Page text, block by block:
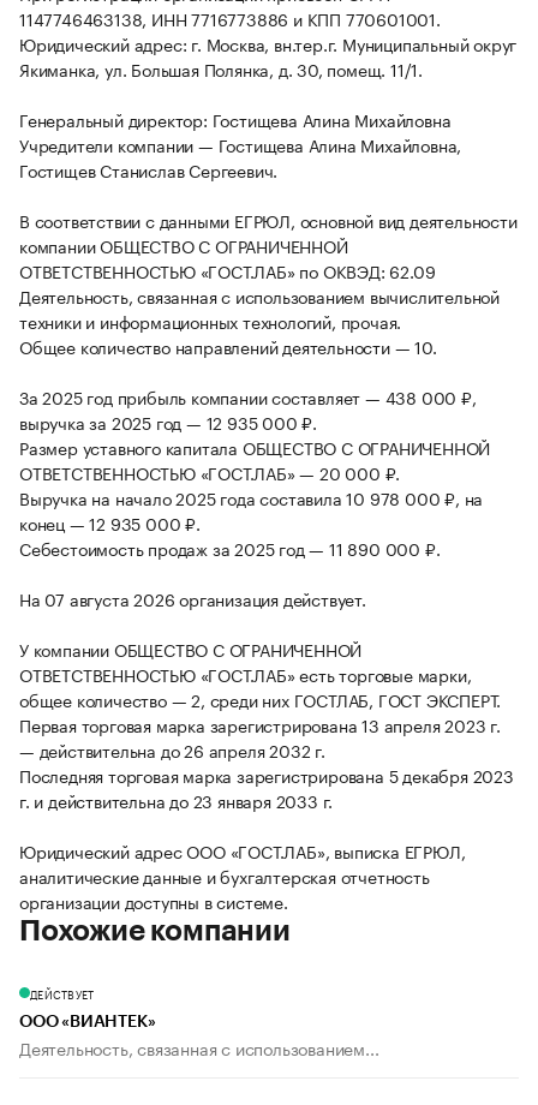
1147746463138, ИНН 7716773886 и КПП 770601001.
Юридический адрес: г. Москва, вн.тер.г. Муниципальный округ
Якиманка, ул. Большая Полянка, д. 30, помещ. 11/1.
Генеральный директор: Гостищева Алина Михайловна
Учредители компании — Гостищева Алина Михайловна,
Гостищев Станислав Сергеевич.
В соответствии с данными ЕГРЮЛ, основной вид деятельности
компании ОБЩЕСТВО С ОГРАНИЧЕННОЙ
ОТВЕТСТВЕННОСТЬЮ «ГОСТ.ЛАБ» по ОКВЭД: 62.09
Деятельность, связанная с использованием вычислительной
техники и информационных технологий, прочая.
Общее количество направлений деятельности — 10.
За 2025 год прибыль компании составляет — 438 000 ₽,
выручка за 2025 год — 12 935 000 ₽.
Размер уставного капитала ОБЩЕСТВО С ОГРАНИЧЕННОЙ
ОТВЕТСТВЕННОСТЬЮ «ГОСТ.ЛАБ» — 20 000 ₽.
Выручка на начало 2025 года составила 10 978 000 ₽, на
конец — 12 935 000 ₽.
Себестоимость продаж за 2025 год — 11 890 000 ₽.
На 07 августа 2026 организация действует.
У компании ОБЩЕСТВО С ОГРАНИЧЕННОЙ
ОТВЕТСТВЕННОСТЬЮ «ГОСТ.ЛАБ» есть торговые марки,
общее количество — 2, среди них ГОСТЛАБ, ГОСТ ЭКСПЕРТ.
Первая торговая марка зарегистрирована 13 апреля 2023 г.
— действительна до 26 апреля 2032 г.
Последняя торговая марка зарегистрирована 5 декабря 2023
г. и действительна до 23 января 2033 г.
Юридический адрес ООО «ГОСТ.ЛАБ», выписка ЕГРЮЛ,
аналитические данные и бухгалтерская отчетность
организации доступны в системе.
Похожие компании
ДЕЙСТВУЕТ
ООО «ВИАНТЕК»
Деятельность, связанная с использованием...